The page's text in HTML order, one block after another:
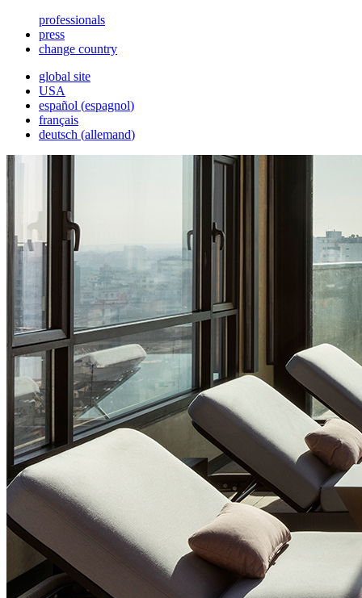
professionals
press
change country
global site
USA
español (espagnol)
français
deutsch (allemand)